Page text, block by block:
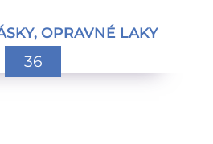
OPRAVNÉ LAKY
36